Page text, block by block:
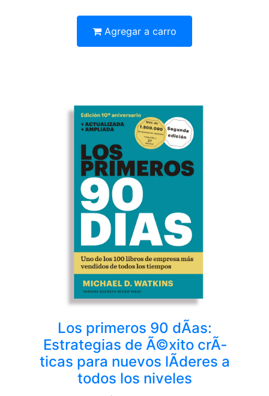
Agregar a carro
Los primeros 90 dÃ­as:
Estrategias de Ã©xito crÃ­
ticas para nuevos lÃ­deres a
todos los niveles